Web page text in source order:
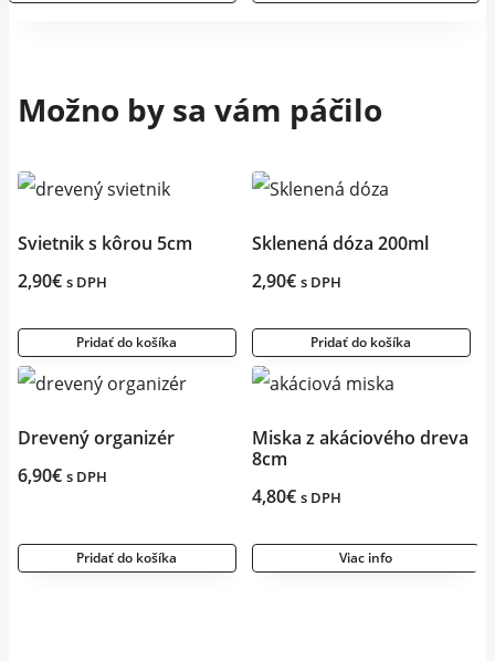
Možno by sa vám páčilo
Svietnik s kôrou 5cm
2,90€ s DPH
Pridať do košíka
Sklenená dóza 200ml
2,90€ s DPH
Pridať do košíka
Drevený organizér
6,90€ s DPH
Pridať do košíka
Miska z akáciového dreva
8cm
4,80€ s DPH
Viac info